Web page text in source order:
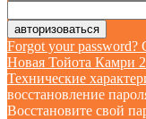
Forgot your password?
Новая Тойота Камри
Технические
восстановление
Восстановите свой